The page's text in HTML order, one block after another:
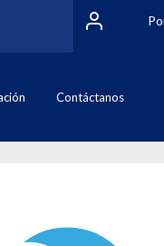
Contáctanos